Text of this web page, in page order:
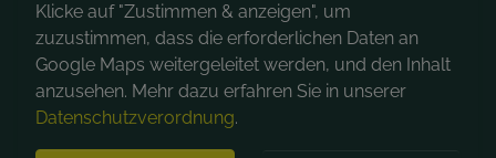
Klicke auf "Zustimmen & anzeigen", um
zuzustimmen, dass die erforderlichen Daten an
Google Maps weitergeleitet werden, und den Inhalt
anzusehen. Mehr dazu erfahren Sie in unserer
Datenschutzverordnung.